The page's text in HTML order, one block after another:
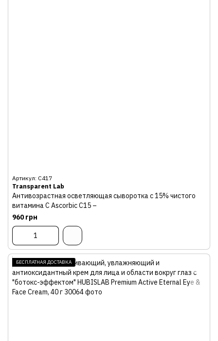
Артикул: С417
Transparent Lab
Антивозрастная осветляющая сыворотка с 15% чистого
витамина С Ascorbic C15 –
960 грн
БЕСПЛАТНАЯ ДОСТАВКА